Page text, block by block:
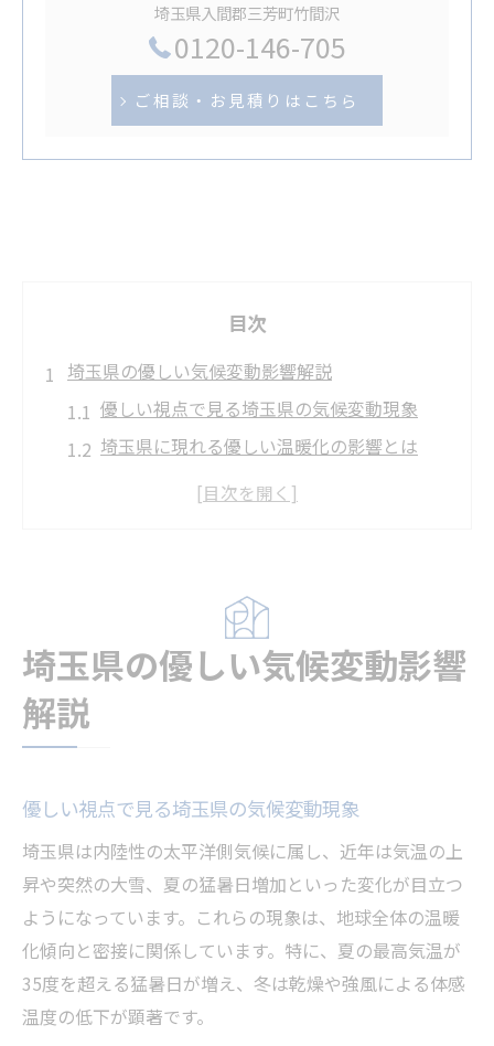
埼玉県入間郡三芳町竹間沢
0120-146-705
ご相談・お見積りはこちら
目次
埼玉県の優しい気候変動影響解説
優しい視点で見る埼玉県の気候変動現象
埼玉県に現れる優しい温暖化の影響とは
優しい解説で知る埼玉県の気候変動特徴
日々の暮らしに現れる気候変動の兆し
優しい気候変動が日常生活に与える影響
埼玉県の暮らしに優しい変化が現れる理由
史上最少海氷面が私たちに示すサイン
優しい解説で知る史上最少海氷面の現実
海氷面積減少が埼玉県に与える優しい影響
優しい視点で読み解く地球温暖化と海氷面
史上最少海氷面と優しい暮らしの関係性
優しい目線で学ぶ海氷減少の地球からの警
埼玉県の優しい気候変動影響
解説
優しい視点で見る埼玉県の気候変動現象
埼玉県は内陸性の太平洋側気候に属し、近年は気温の上
昇や突然の大雪、夏の猛暑日増加といった変化が目立つ
ようになっています。これらの現象は、地球全体の温暖
化傾向と密接に関係しています。特に、夏の最高気温が
35度を超える猛暑日が増え、冬は乾燥や強風による体感
温度の低下が顕著です。